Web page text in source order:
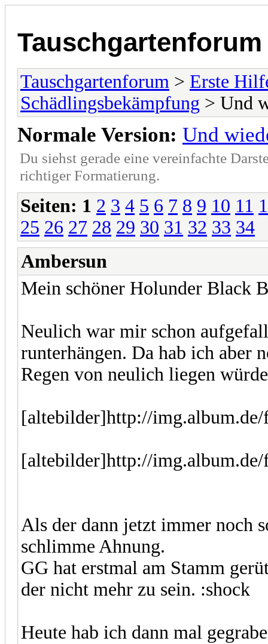
Tauschgartenforum
Tauschgartenforum > Erste
Schädlingsbekämpfung > Und
Normale Version: Und
Du siehst gerade eine vereinfachte
richtiger Formatierung.
Seiten: 1 2 3 4 5 6 7 8 9 10 11
25 26 27 28 29 30 31 32 33 34
Ambersun
Mein schöner Holunder Black
Neulich war mir schon
runterhängen. Da hab ich aber
Regen von neulich liegen
[altebilder]http://
[altebilder]http://
Als der dann jetzt immer noch
schlimme Ahnung.
GG hat erstmal am Stamm
der nicht mehr zu sein. :shock
Heute hab ich dann mal